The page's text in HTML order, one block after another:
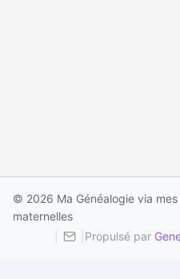
© 2026 Ma Généalogie via
maternelles
Propulsé par